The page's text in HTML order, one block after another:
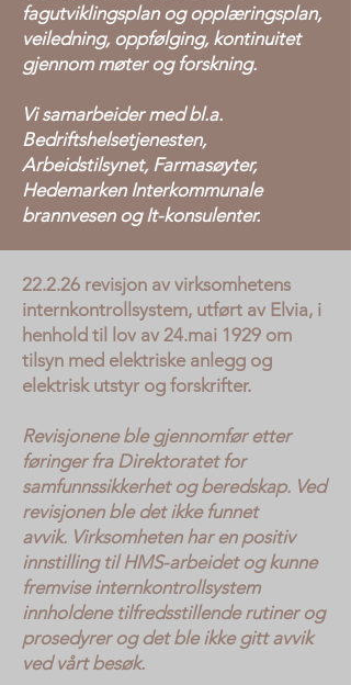
fagutviklingsplan og opplæringsplan,
veiledning, oppfølging, kontinuitet
gjennom møter og forskning.
Vi samarbeider med bl.a.
Bedriftshelsetjenesten,
Arbeidstilsynet, Farmasøyter,
Hedemarken Interkommunale
brannvesen og It-konsulenter.
22.2.26 revisjon av virksomhetens
internkontrollsystem, utført av Elvia, i
henhold til lov av 24.mai 1929 om
tilsyn med elektriske anlegg og
elektrisk utstyr og forskrifter.
Revisjonene ble gjennomfør etter
føringer fra Direktoratet for
samfunnssikkerhet og beredskap. Ved
revisjonen ble det ikke funnet
avvik. Virksomheten har en positiv
innstilling til HMS-arbeidet og kunne
fremvise internkontrollsystem
innholdene tilfredsstillende rutiner og
prosedyrer og det ble ikke gitt avvik
ved vårt besøk.